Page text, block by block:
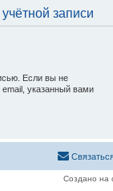
записи
Если вы не
указанный вами
Создано на